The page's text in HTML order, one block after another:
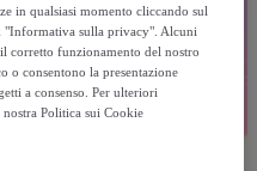
in qualsiasi momento cliccando sul
"Informativa sulla privacy". Alcuni
corretto funzionamento del nostro
o consentono la presentazione
a consenso. Per ulteriori
Politica sui Cookie